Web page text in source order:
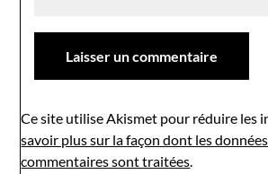
Ce site utilise Akismet pour réduire les
savoir plus sur la façon dont les
commentaires sont traitées.